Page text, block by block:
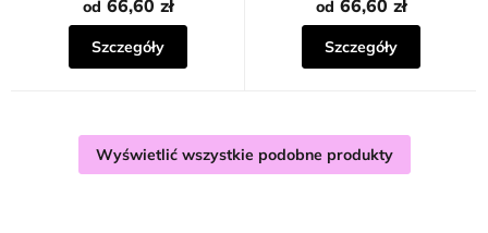
od 66,60 zł
Szczegóły
od 66,60 zł
Szczegóły
Wyświetlić wszystkie podobne produkty